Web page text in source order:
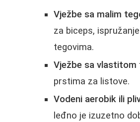
Vježbe sa malim
za biceps,
tegovima.
Vježbe sa vlastitom
prstima za listove.
Vodeni aerobik ili
leđno je izuzetno